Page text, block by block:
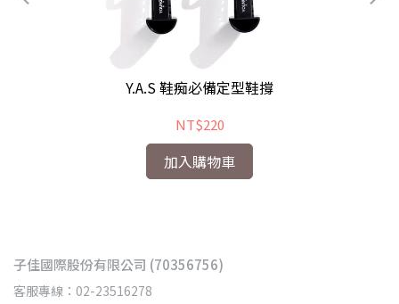
Y.A.S 鞋痴必備定型鞋撐
NT$220
加入購物車
子佳國際股份有限公司 (70356756)
客服專線：02-23516278